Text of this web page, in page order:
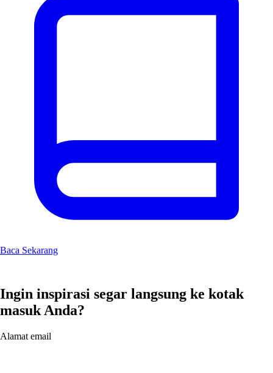
Baca Sekarang
Ingin inspirasi segar langsung ke kotak
masuk Anda?
Alamat email